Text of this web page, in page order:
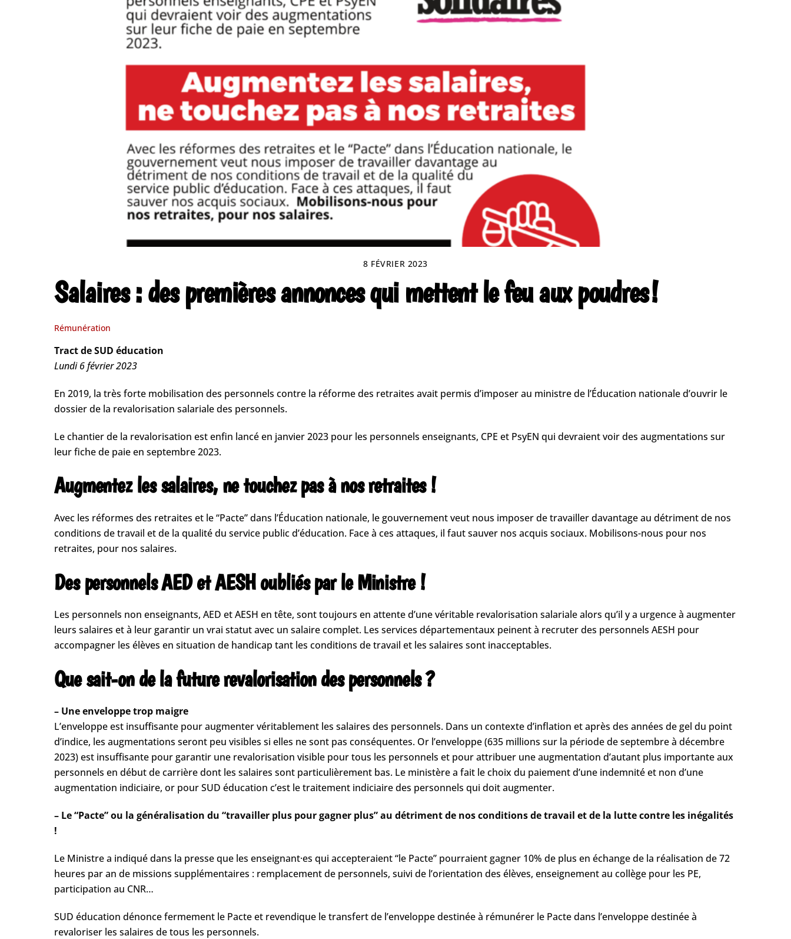
8 FÉVRIER 2023
Salaires : des premières annonces qui mettent le feu aux poudres !
Rémunération
Tract de SUD éducation
Lundi 6 février 2023
En 2019, la très forte mobilisation des personnels contre la réforme des retraites avait permis d’imposer au ministre de l’Éducation nationale d’ouvrir le
dossier de la revalorisation salariale des personnels.
Le chantier de la revalorisation est enfin lancé en janvier 2023 pour les personnels enseignants, CPE et PsyEN qui devraient voir des augmentations sur
leur fiche de paie en septembre 2023.
Augmentez les salaires, ne touchez pas à nos retraites !
Avec les réformes des retraites et le “Pacte” dans l’Éducation nationale, le gouvernement veut nous imposer de travailler davantage au détriment de nos
conditions de travail et de la qualité du service public d’éducation. Face à ces attaques, il faut sauver nos acquis sociaux. Mobilisons-nous pour nos
retraites, pour nos salaires.
Des personnels AED et AESH oubliés par le Ministre !
Les personnels non enseignants, AED et AESH en tête, sont toujours en attente d’une véritable revalorisation salariale alors qu’il y a urgence à augmenter
leurs salaires et à leur garantir un vrai statut avec un salaire complet. Les services départementaux peinent à recruter des personnels AESH pour
accompagner les élèves en situation de handicap tant les conditions de travail et les salaires sont inacceptables.
Que sait-on de la future revalorisation des personnels ?
– Une enveloppe trop maigre
L’enveloppe est insuffisante pour augmenter véritablement les salaires des personnels. Dans un contexte d’inflation et après des années de gel du point
d’indice, les augmentations seront peu visibles si elles ne sont pas conséquentes. Or l’enveloppe (635 millions sur la période de septembre à décembre
2023) est insuffisante pour garantir une revalorisation visible pour tous les personnels et pour attribuer une augmentation d’autant plus importante aux
personnels en début de carrière dont les salaires sont particulièrement bas. Le ministère a fait le choix du paiement d’une indemnité et non d’une
augmentation indiciaire, or pour SUD éducation c’est le traitement indiciaire des personnels qui doit augmenter.
– Le “Pacte” ou la généralisation du “travailler plus pour gagner plus” au détriment de nos conditions de travail et de la lutte contre les inégalités
!
Le Ministre a indiqué dans la presse que les enseignant·es qui accepteraient “le Pacte” pourraient gagner 10% de plus en échange de la réalisation de 72
heures par an de missions supplémentaires : remplacement de personnels, suivi de l’orientation des élèves, enseignement au collège pour les PE,
participation au CNR…
SUD éducation dénonce fermement le Pacte et revendique le transfert de l’enveloppe destinée à rémunérer le Pacte dans l’enveloppe destinée à
revaloriser les salaires de tous les personnels.